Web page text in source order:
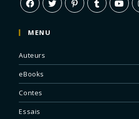
MENU
Auteurs
eBooks
Contes
Essais